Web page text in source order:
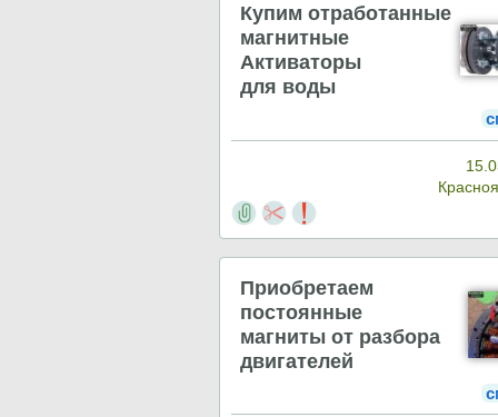
Купим отработанные
магнитные
Активаторы
для воды
Приобретаем
постоянные
магниты от разбора
двигателей